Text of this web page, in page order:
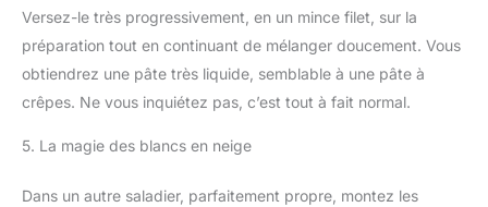
Versez-le très progressivement, en un mince filet, sur la
préparation tout en continuant de mélanger doucement. Vous
obtiendrez une pâte très liquide, semblable à une pâte à
crêpes. Ne vous inquiétez pas, c’est tout à fait normal.
5. La magie des blancs en neige
Dans un autre saladier, parfaitement propre, montez les